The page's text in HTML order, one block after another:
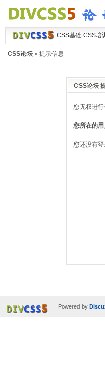
CSS基础 CSS培
CSS论坛» 提示信息
CSS论坛
您无权进
您所在的用
您还没有登
Powered by